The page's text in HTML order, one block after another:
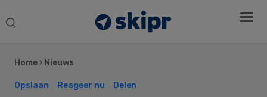
Search
Home › Nieuws
Opslaan Reageer nu Delen
Sidebar